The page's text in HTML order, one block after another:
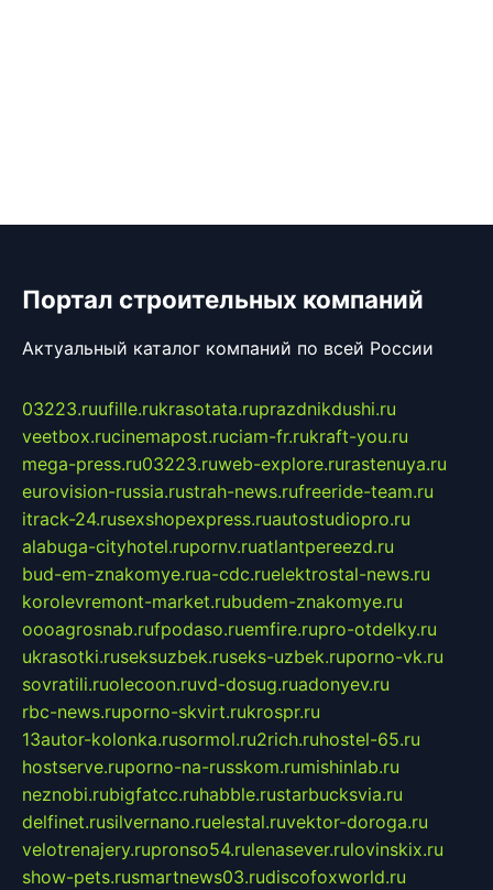
Портал строительных компаний
Актуальный каталог компаний по всей России
03223.ruufille.rukrasotata.ruprazdnikdushi.ru
veetbox.rucinemapost.ruciam-fr.rukraft-you.ru
mega-press.ru03223.ruweb-explore.rurastenuya.ru
eurovision-russia.rustrah-news.rufreeride-team.ru
itrack-24.rusexshopexpress.ruautostudiopro.ru
alabuga-cityhotel.rupornv.ruatlantpereezd.ru
bud-em-znakomye.rua-cdc.ruelektrostal-news.ru
korolevremont-market.rubudem-znakomye.ru
oooagrosnab.rufpodaso.ruemfire.rupro-otdelky.ru
ukrasotki.ruseksuzbek.ruseks-uzbek.ruporno-vk.ru
sovratili.ruolecoon.ruvd-dosug.ruadonyev.ru
rbc-news.ruporno-skvirt.rukrospr.ru
13autor-kolonka.rusormol.ru2rich.ruhostel-65.ru
hostserve.ruporno-na-russkom.rumishinlab.ru
neznobi.rubigfatcc.ruhabble.rustarbucksvia.ru
delfinet.rusilvernano.ruelestal.ruvektor-doroga.ru
velotrenajery.rupronso54.rulenasever.rulovinskix.ru
show-pets.rusmartnews03.rudiscofoxworld.ru